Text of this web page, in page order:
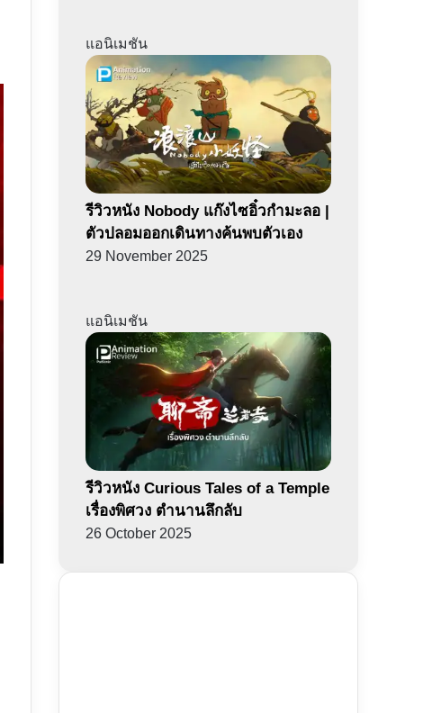
แอนิเมชัน
รีวิวหนัง Nobody แก๊งไซอิ๋วกำมะลอ |
ตัวปลอมออกเดินทางค้นพบตัวเอง
29 November 2025
แอนิเมชัน
รีวิวหนัง Curious Tales of a Temple
เรื่องพิศวง ตำนานลึกลับ
26 October 2025